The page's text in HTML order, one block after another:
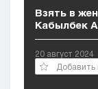
Взять в
Кабылбек
20 август 2024
Добавить